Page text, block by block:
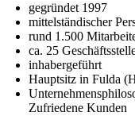
gegründet 1997
mittel­stän­di­scher
rund 1.500
ca. 25
inhaber­ge­führt
Hauptsitz in Fulda
Zufriedene Kunden